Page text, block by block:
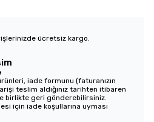
ücretsiz kargo.
iade formunu (faturanızın
teslim aldığınız tarihten itibaren
birlikte geri gönderebilirsiniz.
için iade koşullarına uyması